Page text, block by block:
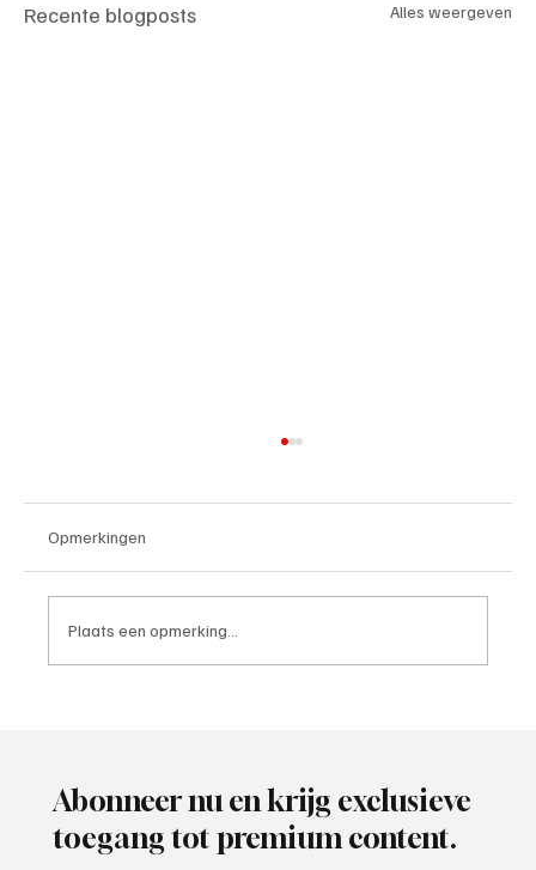
Recente blogposts Alles weergeven
Opmerkingen
Plaats een opmerking...
Abonneer nu en krijg exclusieve
toegang tot premium content.